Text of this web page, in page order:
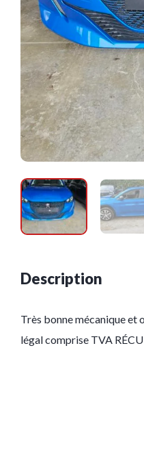
Description
Très bonne mécanique et
légal comprise TVA